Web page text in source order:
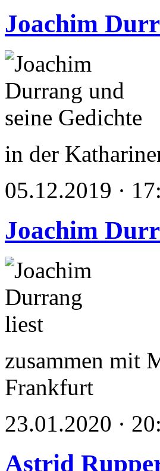
Joachim
in der
05.12.2019 ·
Joachim
zusammen mit
Frankfurt
23.01.2020 ·
Astrid